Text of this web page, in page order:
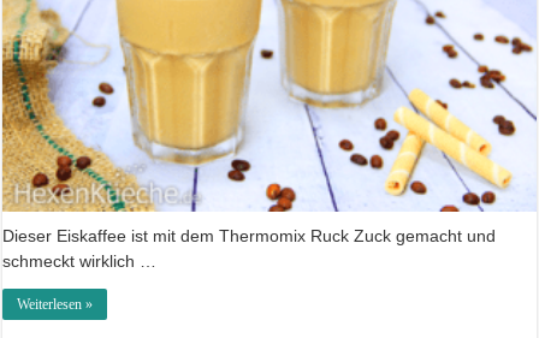
Dieser Eiskaffee ist mit dem Thermomix Ruck Zuck gemacht und
schmeckt wirklich …
Weiterlesen »